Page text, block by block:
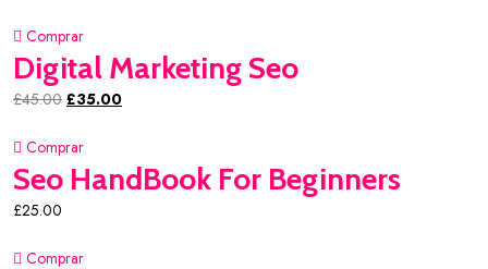
Comprar
Digital Marketing Seo
£45.00 £35.00
Comprar
Seo HandBook For Beginners
£25.00
Comprar